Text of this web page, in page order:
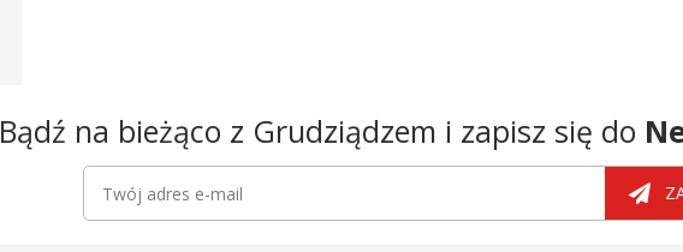
Bądź na bieżąco z Grudziądzem i zapisz się do